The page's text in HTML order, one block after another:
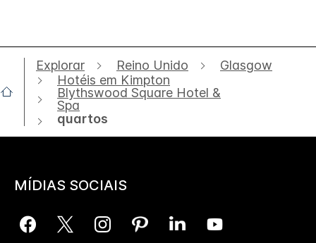
Explorar Reino Unido
Glasgow
Hotéis em Kimpton
Blythswood Square Hotel &
Spa
quartos
MÍDIAS SOCIAIS